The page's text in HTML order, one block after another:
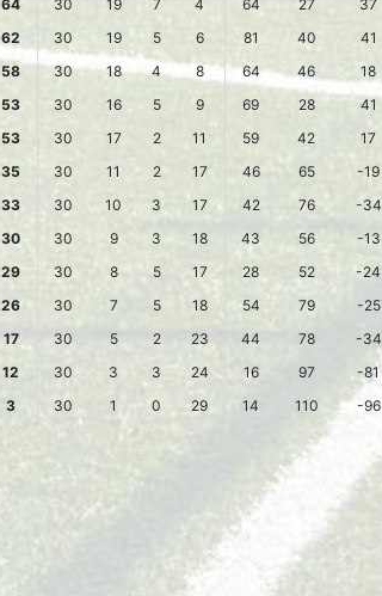
64 30 19 7 4 64 27
37
62 30 19 5 6 81 40
41
58 30 18 4 8 64 46
18
53 30 16 5 9 69 28
41
53 30 17 2 11 59 42
17
35 30 11 2 17 46 65
-19
33 30 10 3 17 42 76
-34
30 30 9 3 18 43 56
-13
29 30 8 5 17 28 52
-24
26 30 7 5 18 54 79
-25
17 30 5 2 23 44 78
-34
12 30 3 3 24 16 97
-81
3 30 1 0 29 14 110 -96